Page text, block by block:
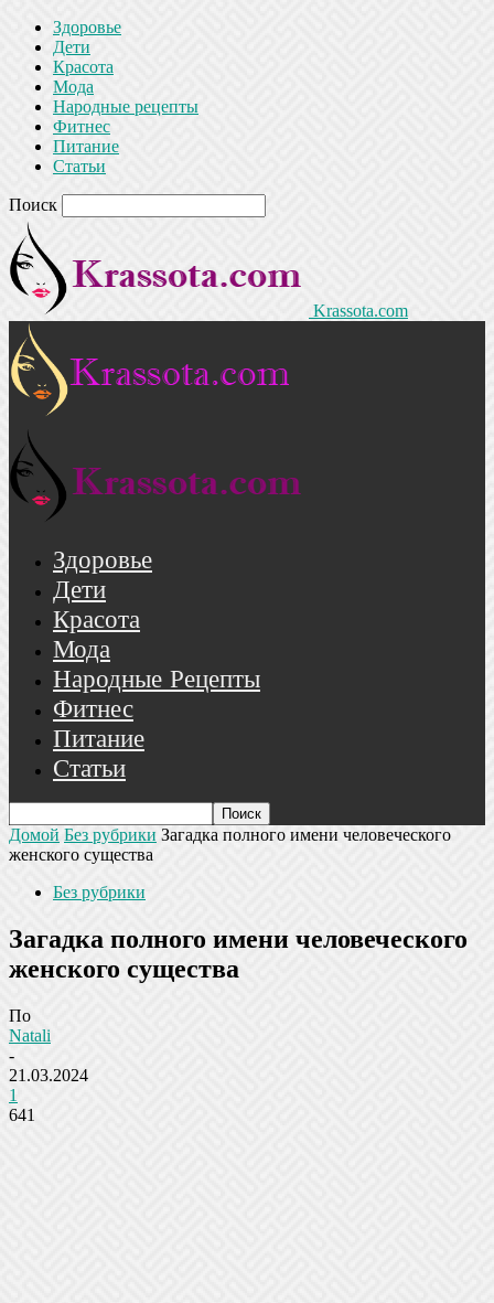
Здоровье
Дети
Красота
Мода
Народные рецепты
Фитнес
Питание
Статьи
Поиск
Krassota.com
Здоровье
Дети
Красота
Мода
Народные Рецепты
Фитнес
Питание
Статьи
Домой Без рубрики Загадка полного имени человеческого
женского существа
Без рубрики
Загадка полного имени человеческого
женского существа
По
Natali
-
21.03.2024
1
641